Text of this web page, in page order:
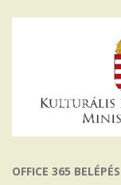
OFFICE 365 BELÉPÉS